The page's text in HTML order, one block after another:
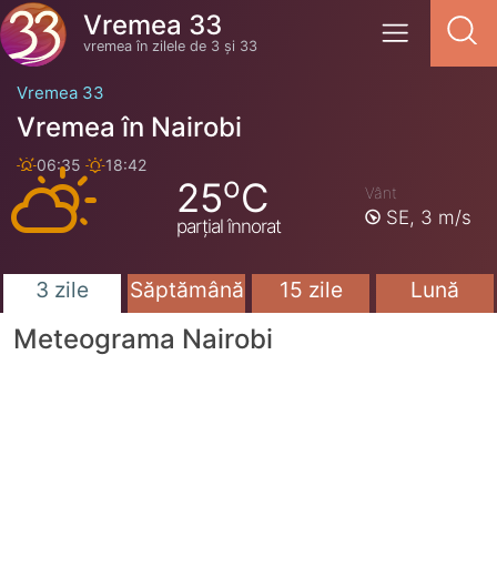
Vremea 33
vremea în zilele de 3 și 33
Vremea 33
Vremea în Nairobi
06:35 18:42
25oC
parțial înnorat
Vânt
SE, 3 m/s
3 zile Săptămână 15 zile Lună
Meteograma Nairobi